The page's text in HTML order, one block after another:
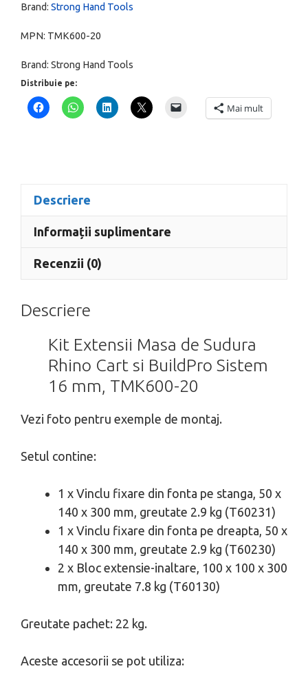
si
16
TMK600-
Brand: Strong Hand Tools
MPN: TMK600-20
Brand: Strong Hand Tools
Distribuie pe:
Mai mult
Descriere
Informații suplimentare
Recenzii (0)
Descriere
Kit Extensii Masa de Sudura
Rhino Cart si BuildPro Sistem
16 mm, TMK600-20
Vezi foto pentru exemple de montaj.
Setul contine:
1 x Vinclu fixare din fonta pe stanga, 50 x
140 x 300 mm, greutate 2.9 kg (T60231)
1 x Vinclu fixare din fonta pe dreapta, 50 x
140 x 300 mm, greutate 2.9 kg (T60230)
2 x Bloc extensie-inaltare, 100 x 100 x 300
mm, greutate 7.8 kg (T60130)
Greutate pachet: 22 kg.
Aceste accesorii se pot utiliza: